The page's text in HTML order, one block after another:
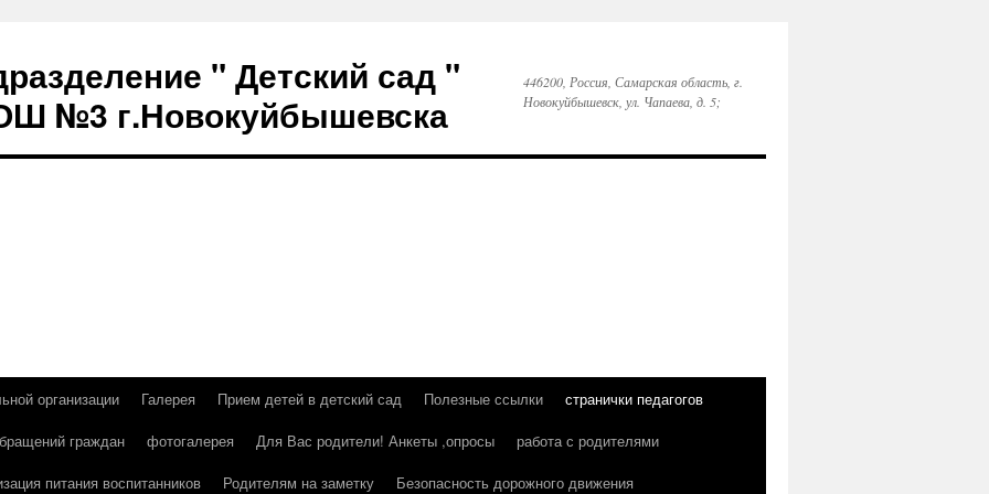
" Детский сад "
№3 г.Новокуйбышевска
446200, Россия, Самарская область, г.
Новокуйбышевск, ул. Чапаева, д. 5;
организации Галерея Прием детей в детский сад Полезные ссылки
странички педагогов
граждан фотогалерея Для Вас родители! Анкеты ,опросы
работа с родителями
питания воспитанников Родителям на заметку
Безопасность дорожного движения